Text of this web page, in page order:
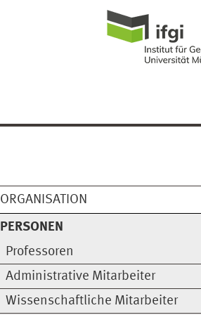
ORGANISATION
PERSONEN
Professoren
Administrative Mitarbeiter
Wissenschaftliche Mitarbeiter